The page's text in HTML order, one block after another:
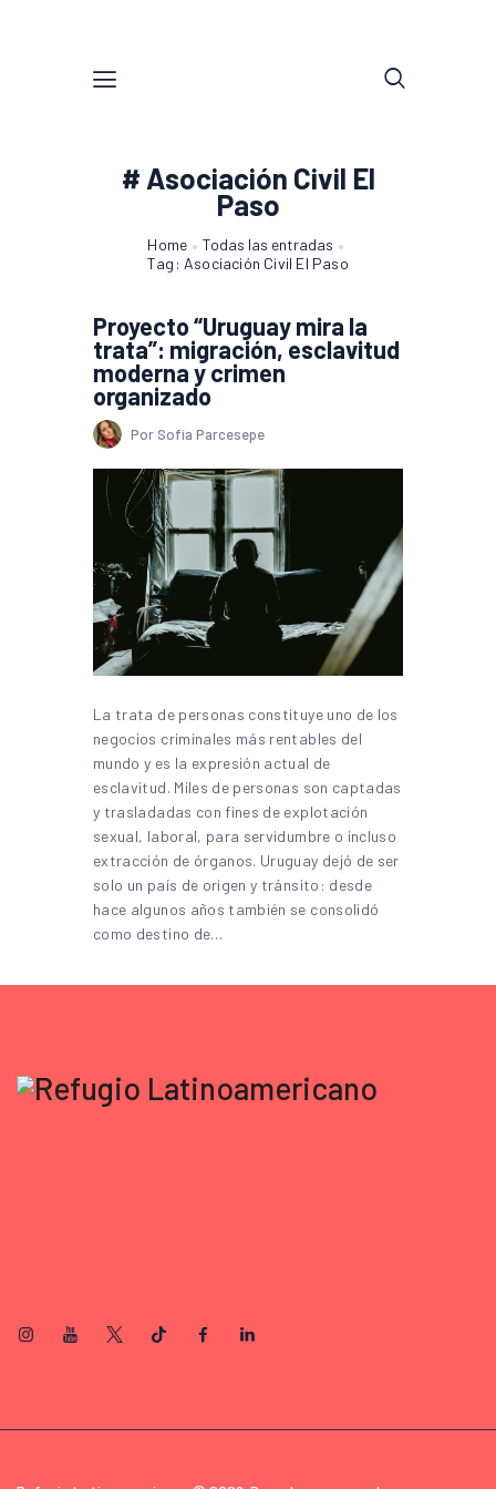
# Asociación Civil El
Paso
Home
Todas las entradas
Tag: Asociación Civil El Paso
Proyecto “Uruguay mira la
trata”: migración, esclavitud
moderna y crimen
organizado
Por Sofía Parcesepe
La trata de personas constituye uno de los
negocios criminales más rentables del
mundo y es la expresión actual de
esclavitud. Miles de personas son captadas
y trasladadas con fines de explotación
sexual, laboral, para servidumbre o incluso
extracción de órganos. Uruguay dejó de ser
solo un país de origen y tránsito: desde
hace algunos años también se consolidó
como destino de…